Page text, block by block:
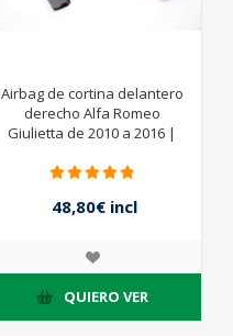
Airbag de cortina delantero
derecho Alfa Romeo
Giulietta de 2010 a 2016 |
48,80€ incl
impuestos
QUIERO VER